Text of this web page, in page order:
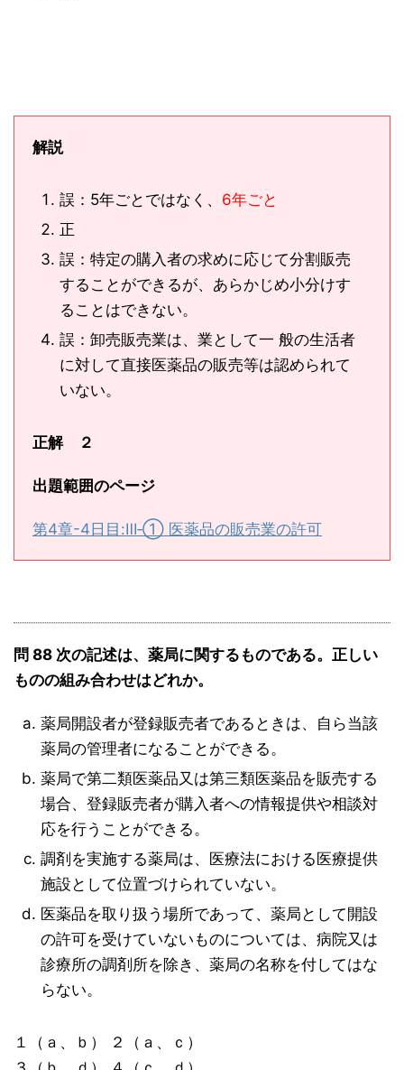
解説
誤：5年ごとではなく、 6年ごと
正
誤：特定の購入者の求めに応じて分割販売
することができるが、あらかじめ小分けす
ることはできない。
誤：卸売販売業は、業として一 般の生活者
に対して直接医薬品の販売等は認められて
いない。
正解 ２
出題範囲のページ
第4章-4日目:Ⅲ‐① 医薬品の販売業の許可
問 88 次の記述は、薬局に関するものである。正しい
ものの組み合わせはどれか。
薬局開設者が登録販売者であるときは、自ら当該
薬局の管理者になることができる。
薬局で第二類医薬品又は第三類医薬品を販売する
場合、登録販売者が購入者への情報提供や相談対
応を行うことができる。
調剤を実施する薬局は、医療法における医療提供
施設として位置づけられていない。
医薬品を取り扱う場所であって、薬局として開設
の許可を受けていないものについては、病院又は
診療所の調剤所を除き、薬局の名称を付してはな
らない。
１（ａ、ｂ） ２（ａ、ｃ）